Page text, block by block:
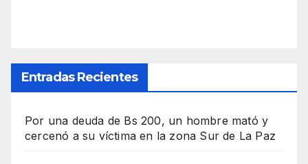
Entradas Recientes
Por una deuda de Bs 200, un hombre mató y
cercenó a su víctima en la zona Sur de La Paz